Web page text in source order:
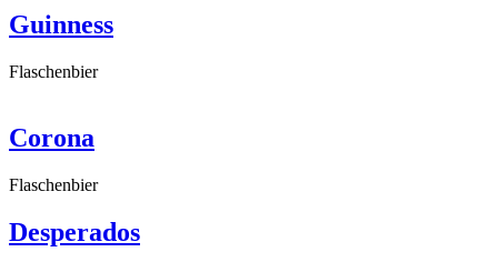
Guinness
Flaschenbier
Corona
Flaschenbier
Desperados